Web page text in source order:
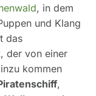
, in dem
und Klang
das
, der von einer
kommen
,